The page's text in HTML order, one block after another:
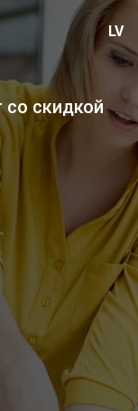
LV
со скидкой